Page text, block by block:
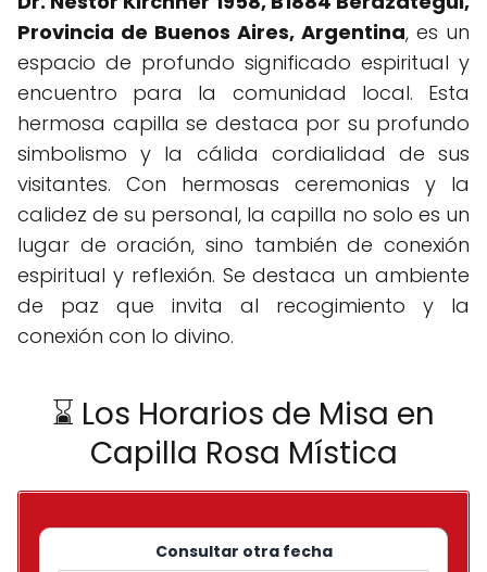
Provincia de Buenos Aires, Argentina, es un
espacio de profundo significado espiritual y
encuentro para la comunidad local. Esta
hermosa capilla se destaca por su profundo
simbolismo y la cálida cordialidad de sus
visitantes. Con hermosas ceremonias y la
calidez de su personal, la capilla no solo es un
lugar de oración, sino también de conexión
espiritual y reflexión. Se destaca un ambiente
de paz que invita al recogimiento y la
conexión con lo divino.
⌛ Los Horarios de Misa en
Capilla Rosa Mística
Consultar otra fecha